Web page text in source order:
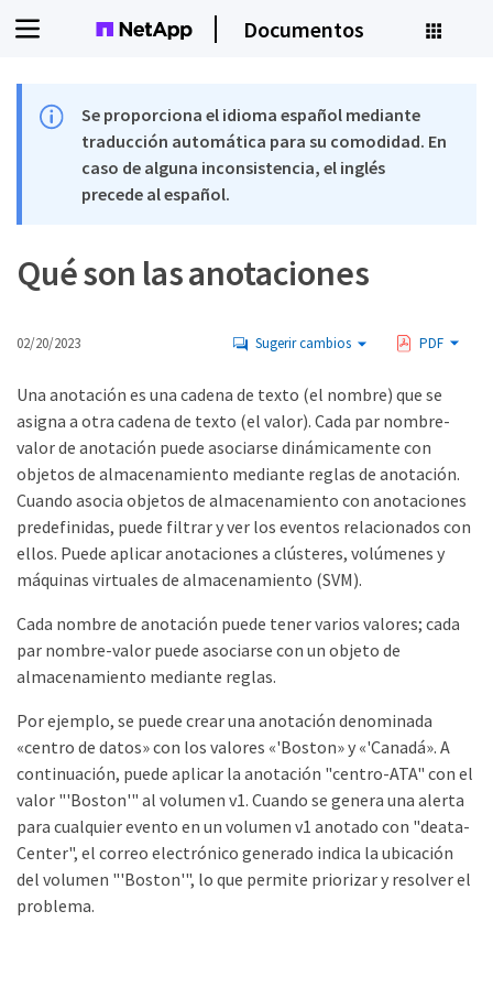
Documentos
Se proporciona el idioma español mediante
traducción automática para su comodidad. En
caso de alguna inconsistencia, el inglés
precede al español.
Qué son las anotaciones
02/20/2023 Sugerir cambios PDF
Una anotación es una cadena de texto (el nombre) que se
asigna a otra cadena de texto (el valor). Cada par nombre-
valor de anotación puede asociarse dinámicamente con
objetos de almacenamiento mediante reglas de anotación.
Cuando asocia objetos de almacenamiento con anotaciones
predefinidas, puede filtrar y ver los eventos relacionados con
ellos. Puede aplicar anotaciones a clústeres, volúmenes y
máquinas virtuales de almacenamiento (SVM).
Cada nombre de anotación puede tener varios valores; cada
par nombre-valor puede asociarse con un objeto de
almacenamiento mediante reglas.
Por ejemplo, se puede crear una anotación denominada
«centro de datos» con los valores «'Boston» y «'Canadá». A
continuación, puede aplicar la anotación "centro-ATA" con el
valor "'Boston'" al volumen v1. Cuando se genera una alerta
para cualquier evento en un volumen v1 anotado con "deata-
Center", el correo electrónico generado indica la ubicación
del volumen "'Boston'", lo que permite priorizar y resolver el
problema.